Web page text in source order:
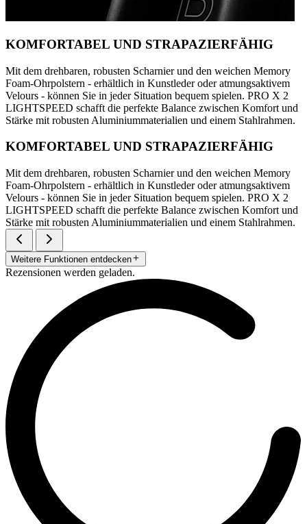
KOMFORTABEL UND STRAPAZIERFÄHIG
Mit dem drehbaren, robusten Scharnier und den weichen Memory
Foam-Ohrpolstern - erhältlich in Kunstleder oder atmungsaktivem
Velours - können Sie in jeder Situation bequem spielen. PRO X 2
LIGHTSPEED schafft die perfekte Balance zwischen Komfort und
Stärke mit robusten Aluminiummaterialien und einem Stahlrahmen.
KOMFORTABEL UND STRAPAZIERFÄHIG
Mit dem drehbaren, robusten Scharnier und den weichen Memory
Foam-Ohrpolstern - erhältlich in Kunstleder oder atmungsaktivem
Velours - können Sie in jeder Situation bequem spielen. PRO X 2
LIGHTSPEED schafft die perfekte Balance zwischen Komfort und
Stärke mit robusten Aluminiummaterialien und einem Stahlrahmen.
Weitere Funktionen entdecken
Rezensionen werden geladen.